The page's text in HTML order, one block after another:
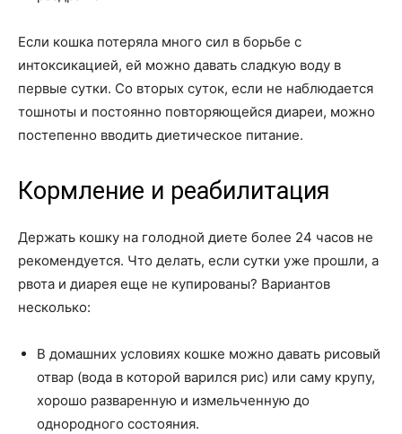
Если кошка потеряла много сил в борьбе с
интоксикацией, ей можно давать сладкую воду в
первые сутки. Со вторых суток, если не наблюдается
тошноты и постоянно повторяющейся диареи, можно
постепенно вводить диетическое питание.
Кормление и реабилитация
Держать кошку на голодной диете более 24 часов не
рекомендуется. Что делать, если сутки уже прошли, а
рвота и диарея еще не купированы? Вариантов
несколько:
В домашних условиях кошке можно давать рисовый
отвар (вода в которой варился рис) или саму крупу,
хорошо разваренную и измельченную до
однородного состояния.